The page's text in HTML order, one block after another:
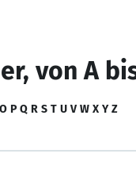
von A
O P Q R S T U V W X Y Z